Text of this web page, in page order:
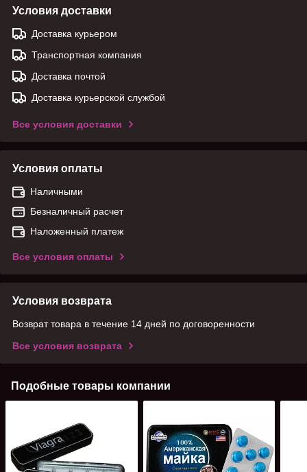
Условия доставки
Доставка курьером
Транспортная компания
Доставка почтой
Доставка курьерской службой
Все условия доставки
Условия оплаты
Наличными
Безналичный расчет
Наложенный платеж
Все условия оплаты
Условия возврата
Возврат товара в течение 14 дней по договоренности
Все условия возврата
Подобные товары компании